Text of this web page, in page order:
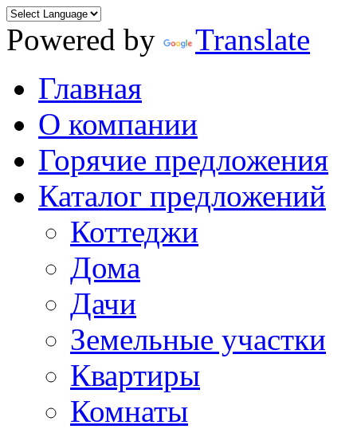
Powered by
Translate
Главная
О компании
Горячие предложения
Каталог предложений
Коттеджи
Дома
Дачи
Земельные участки
Квартиры
Комнаты